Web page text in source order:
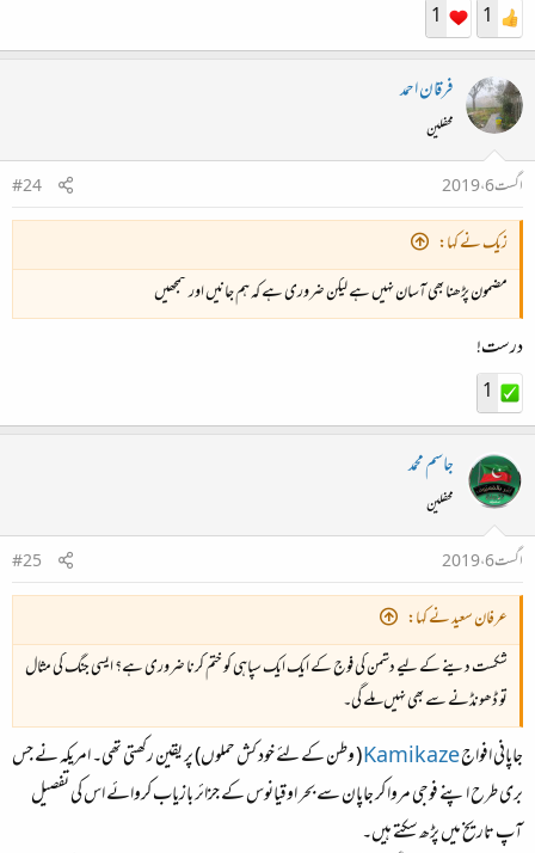
1
1
فرقان احمد
محفلین
اگست 6، 2019
#24
زیک نے کہا:
مضمون پڑھنا بھی آسان نہیں ہے لیکن ضروری ہے کہ ہم جانیں اور سمجھیں
درست!
1
جاسم محمد
محفلین
اگست 6، 2019
#25
عرفان سعید نے کہا:
شکست دینے کے لیے دشمن کی فوج کے ایک ایک سپاہی کو ختم کرنا ضروری ہے؟ ایسی جنگ کی مثال
تو ڈھونڈنے سے بھی نہیں ملے گی۔
جاپانی افواجKamikaze( وطن کے لئے خود کش حملوں) پر یقین رکھتی تھی۔ امریکہ نے جس
بری طرح اپنے فوجی مروا کر جاپان سے بحر اوقیانوس کے جزائر بازیاب کروائے اس کی تفصیل
آپ تاریخ میں پڑھ سکتے ہیں۔